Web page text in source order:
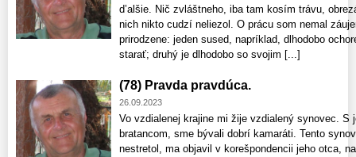
d’alšie. Nič zvláštneho, iba tam kosím trávu,
nich nikto cudzí neliezol. O prácu som nemal
prirodzene: jeden sused, napríklad, dlhodobo
starať; druhý je dlhodobo so svojim [...]
(78) Pravda pravdúca.
26.09.2023
Vo vzdialenej krajine mi žije vzdialený synovec. S
bratancom, sme bývali dobrí kamaráti. Tento
nestretol, ma objavil v korešpondencii jeho otca,